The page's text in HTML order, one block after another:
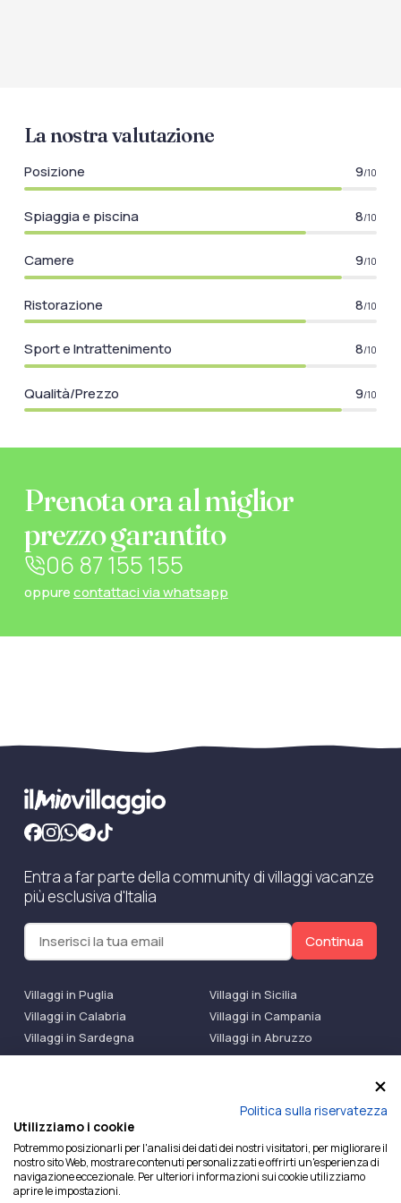
La nostra valutazione
Posizione 9/10
Spiaggia e piscina 8/10
Camere 9/10
Ristorazione 8/10
Sport e Intrattenimento 8/10
Qualità/Prezzo 9/10
Prenota ora al miglior
prezzo garantito
06 87 155 155
oppurecontattaci via whatsapp
Entra a far parte della community di villaggi vacanze
più esclusiva d'Italia
Continua
Villaggi in Puglia
Villaggi in Sicilia
Villaggi in Calabria
Villaggi in Campania
Villaggi in Sardegna
Villaggi in Abruzzo
Villaggi Bluserena
Villaggi TH Resort
Ilmiovillaggio è un marchio di Ekiwi S.r.l.
Licenza Agenzia Viaggi e Turismo n° 2015/0133251 del
26/02/2015 e coperta da RC per Agenzia di Viaggi n°
OX00081147 REVO Specialty LiabilityXTravel Agencies.
Politica sulla riservatezza
Utilizziamo i cookie
Potremmo posizionarli per l'analisi dei dati dei nostri visitatori, per migliorare il
nostro sito Web, mostrare contenuti personalizzati e offrirti un'esperienza di
navigazione eccezionale. Per ulteriori informazioni sui cookie utilizziamo
aprire le impostazioni.